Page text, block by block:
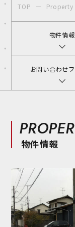
TOP Property
物件情報
お問い合わせ
物件情報